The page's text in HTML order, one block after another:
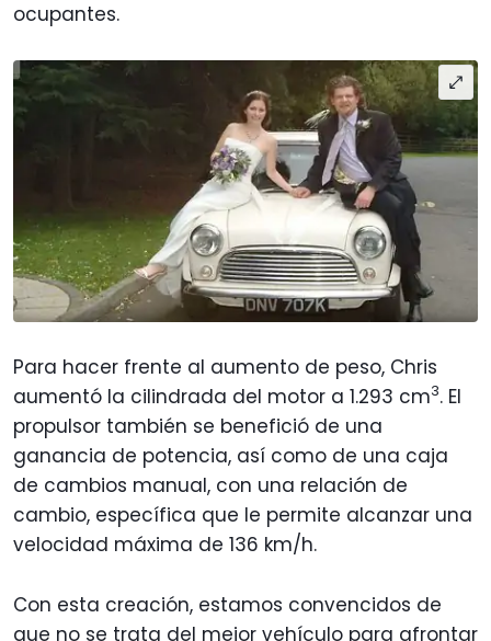
ocupantes.
Para hacer frente al aumento de peso, Chris
aumentó la cilindrada del motor a 1.293 cm3. El
propulsor también se benefició de una
ganancia de potencia, así como de una caja
de cambios manual, con una relación de
cambio, específica que le permite alcanzar una
velocidad máxima de 136 km/h.
Con esta creación, estamos convencidos de
que no se trata del mejor vehículo para afrontar